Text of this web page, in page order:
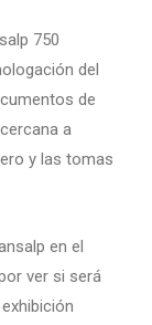
750
del
de
a
y las tomas
en el
ver si será